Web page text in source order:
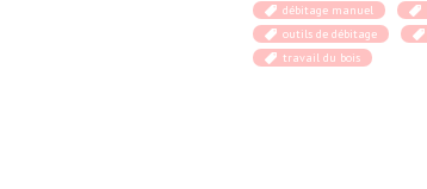
débitage manuel
outils de débitage
travail du bois